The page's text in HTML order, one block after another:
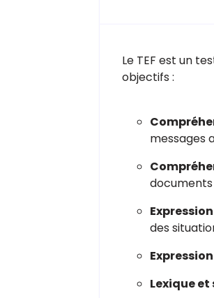
Le TEF est un
objectifs :
messages
des
Lexique